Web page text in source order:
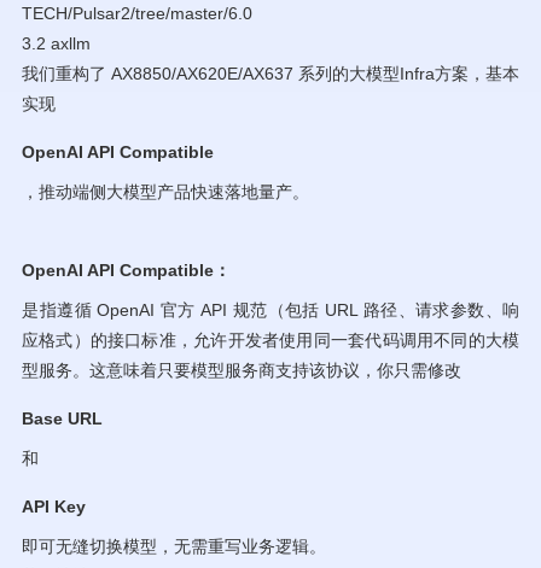
TECH/Pulsar2/tree/master/6.0
3.2 axllm
我们重构了 AX8850/AX620E/AX637 系列的大模型Infra方案，基本
实现 ‌
OpenAI API Compatible
‌，推动端侧大模型产品快速落地量产。
OpenAI API Compatible：
‌是指遵循 OpenAI 官方 API 规范（包括 URL 路径、请求参数、响
应格式）的接口标准，允许开发者使用同一套代码调用不同的大模
型服务。这意味着只要模型服务商支持该协议，你只需修改‌
Base URL
‌和‌
API Key
‌即可无缝切换模型，无需重写业务逻辑。